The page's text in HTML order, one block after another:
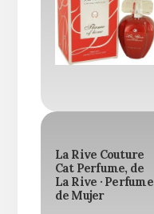
La Rive Couture
Cat Perfume, de
La Rive · Perfume
de Mujer